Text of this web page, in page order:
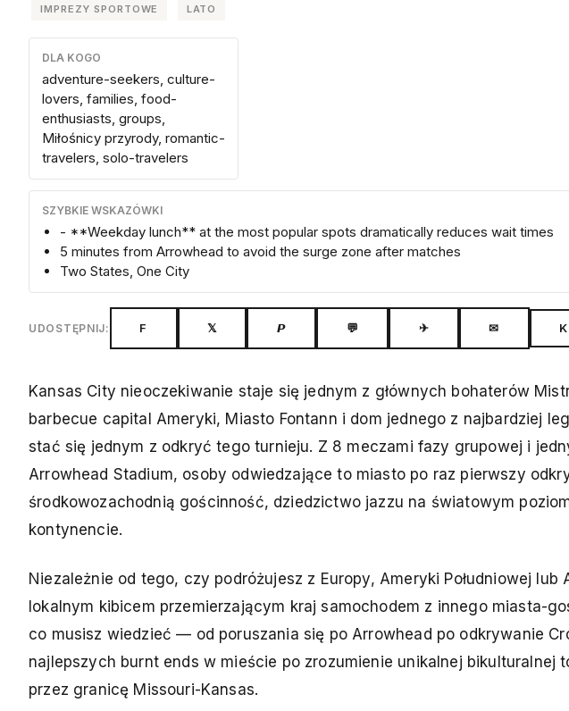
IMPREZY SPORTOWE LATO
DLA KOGO
adventure-seekers, culture-
lovers, families, food-
enthusiasts, groups,
Miłośnicy przyrody, romantic-
travelers, solo-travelers
SZYBKIE WSKAZÓWKI
- **Weekday lunch** at the most popular spots dramatically reduces wait times
5 minutes from Arrowhead to avoid the surge zone after matches
Two States, One City
UDOSTĘPNIJ: F 𝕏 𝙋 💬 ✈ ✉
Kansas City nieoczekiwanie staje się jednym z głównych bohaterów
barbecue capital Ameryki, Miasto Fontann i dom jednego z najbardziej
stać się jednym z odkryć tego turnieju. Z 8 meczami fazy grupowej i
Arrowhead Stadium, osoby odwiedzające to miasto po raz pierwszy
środkowozachodnią gościnność, dziedzictwo jazzu na światowym
kontynencie.
Niezależnie od tego, czy podróżujesz z Europy, Ameryki Południowej
lokalnym kibicem przemierzającym kraj samochodem z innego miasta-
co musisz wiedzieć — od poruszania się po Arrowhead po odkrywanie
najlepszych burnt ends w mieście po zrozumienie unikalnej bikulturalnej
przez granicę Missouri-Kansas.